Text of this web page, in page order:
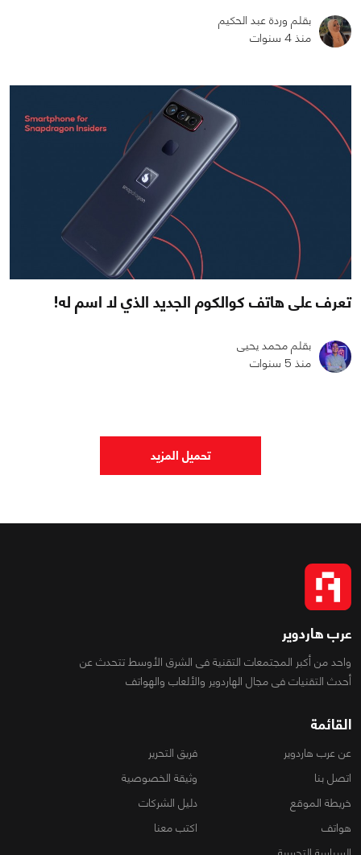
0
بقلم وردة عبد الحكيم
منذ 4 سنوات
0
تعرف على هاتف كوالكوم الجديد الذي لا اسم له!
بقلم محمد يحيى
منذ 5 سنوات
تحميل المزيد
عرب هاردوير
واحد من أكبر المجتمعات التقنية فى الشرق الأوسط تتحدث عن
أحدث التقنيات فى مجال الهاردوير والألعاب والهواتف
القائمة
عن عرب هاردوير
فريق التحرير
اتصل بنا
وثيقة الخصوصية
خريطة الموقع
دليل الشركات
هواتف
اكتب معنا